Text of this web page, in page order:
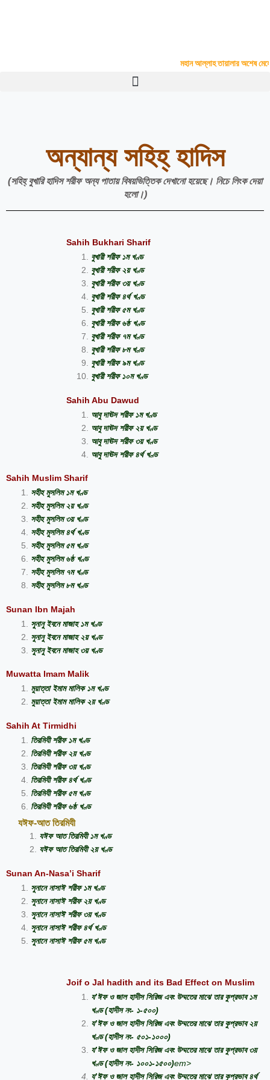
মহান আল্লাহ তায়ালার অশেষ
অন্যান্য সহিহ্ হাদিস
(সহিহ্ বুখারি হাদিস শরীফ অন্য পাতায় বিষয়ভিত্তিক দেখানো হয়েছে। নিচে লিংক দেয়া
হলো।)
Sahih Bukhari Sharif
বুখারী শরীফ ১ম খণ্ড
বুখারী শরীফ ২য় খণ্ড
বুখারী শরীফ ৩য় খণ্ড
বুখারী শরীফ ৪র্থ খণ্ড
বুখারী শরীফ ৫ম খণ্ড
বুখারী শরীফ ৬ষ্ঠ খণ্ড
বুখারী শরীফ ৭ম খণ্ড
বুখারী শরীফ ৮ম খণ্ড
বুখারী শরীফ ৯ম খণ্ড
বুখারী শরীফ ১০ম খণ্ড
Sahih Abu Dawud
আবু দাঊদ শরীফ ১ম খণ্ড
আবু দাঊদ শরীফ ২য় খণ্ড
আবু দাঊদ শরীফ ৩য় খণ্ড
আবু দাঊদ শরীফ ৪র্থ খণ্ড
Sahih Muslim Sharif
সহীহ মুসলিম ১ম খণ্ড
সহীহ মুসলিম ২য় খণ্ড
সহীহ মুসলিম ৩য় খণ্ড
সহীহ মুসলিম ৪র্থ খণ্ড
সহীহ মুসলিম ৫ম খণ্ড
সহীহ মুসলিম ৬ষ্ঠ খণ্ড
সহীহ মুসলিম ৭ম খণ্ড
সহীহ মুসলিম ৮ম খণ্ড
Sunan Ibn Majah
সুনানু ইবনে মাজাহ ১ম খণ্ড
সুনানু ইবনে মাজাহ ২য় খণ্ড
সুনানু ইবনে মাজাহ ৩য় খণ্ড
Muwatta Imam Malik
মুয়াত্তা ইমাম মালিক ১ম খণ্ড
মুয়াত্তা ইমাম মালিক ২য় খণ্ড
Sahih At Tirmidhi
তিরমিযী শরীফ ১ম খণ্ড
তিরমিযী শরীফ ২য় খণ্ড
তিরমিযী শরীফ ৩য় খণ্ড
তিরমিযী শরীফ ৪র্থ খণ্ড
তিরমিযী শরীফ ৫ম খণ্ড
তিরমিযী শরীফ ৬ষ্ঠ খণ্ড
যঈফ-আত তিরমিযী
যঈফ আত তিরমিযী ১ম খণ্ড
যঈফ আত তিরমিযী ২য় খণ্ড
Sunan An-Nasa’i Sharif
সুনানে নাসাঈ শরীফ ১ম খণ্ড
সুনানে নাসাঈ শরীফ ২য় খণ্ড
সুনানে নাসাঈ শরীফ ৩য় খণ্ড
সুনানে নাসাঈ শরীফ ৪র্থ খণ্ড
সুনানে নাসাঈ শরীফ ৫ম খণ্ড
Joif o Jal hadith and its Bad Effect on Muslim
য’ঈফ ও জাল হাদীস সিরিজ এবং উম্মতের মাঝে তার কুপ্রভাব ১ম
খণ্ড (হাদীস নং- ১-৫০০)
য’ঈফ ও জাল হাদীস সিরিজ এবং উম্মতের মাঝে তার কুপ্রভাব ২য়
খণ্ড (হাদীস নং- ৫০১-১০০০)
য’ঈফ ও জাল হাদীস সিরিজ এবং উম্মতের মাঝে তার কুপ্রভাব ৩য়
খণ্ড (হাদীস নং- ১০০১-১৫০০)em>
য’ঈফ ও জাল হাদীস সিরিজ এবং উম্মতের মাঝে তার কুপ্রভাব ৪র্থ